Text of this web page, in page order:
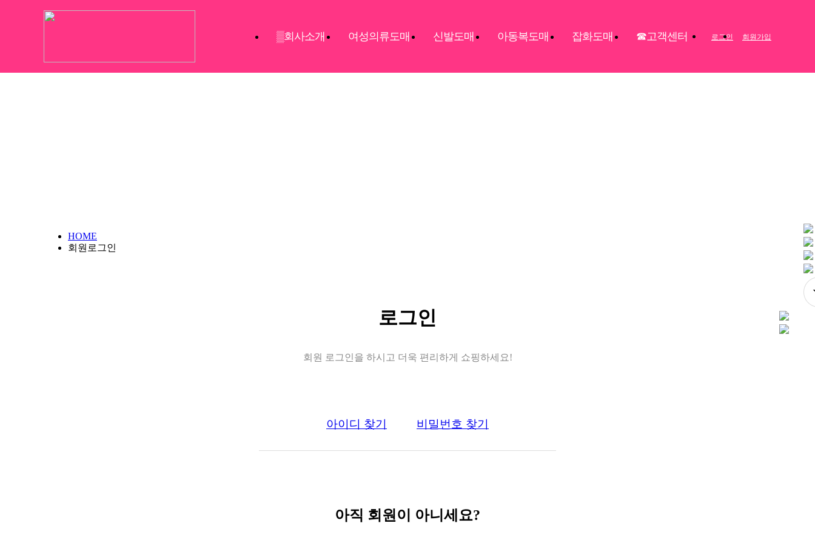
▒회사소개 여성의류도매 신발도매 아동복도매 잡화도매 ☎고객센터 로그인 회원가입
HOME
회원로그인
로그인
회원 로그인을 하시고 더욱 편리하게 쇼핑하세요!
아이디 찾기 비밀번호 찾기
아직 회원이 아니세요?